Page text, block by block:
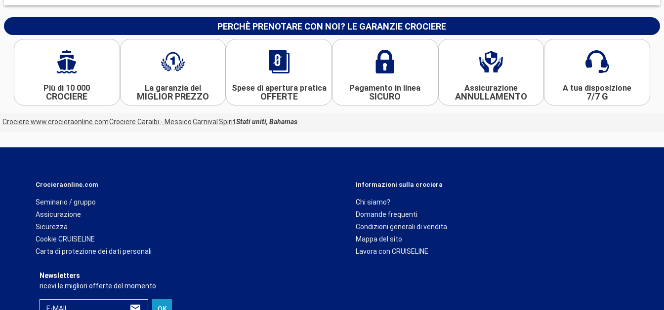
PERCHÈ PRENOTARE CON NOI? LE GARANZIE CROCIERE
Più di 10 000
CROCIERE
La garanzia del
MIGLIOR PREZZO
Spese di apertura pratica
OFFERTE
Pagamento in linea
SICURO
Assicurazione
ANNULLAMENTO
A tua disposizione
7/7 G
Crociere www.crocieraonline.comCrociere Caraibi - MessicoCarnival SpiritStati uniti, Bahamas
Crocieraonline.com
Seminario / gruppo
Assicurazione
Sicurezza
Cookie CRUISELINE
Carta di protezione dei dati personali
Informazioni sulla crociera
Chi siamo?
Domande frequenti
Condizioni generali di vendita
Mappa del sito
Lavora con CRUISELINE
Newsletters
ricevi le migliori offerte del momento